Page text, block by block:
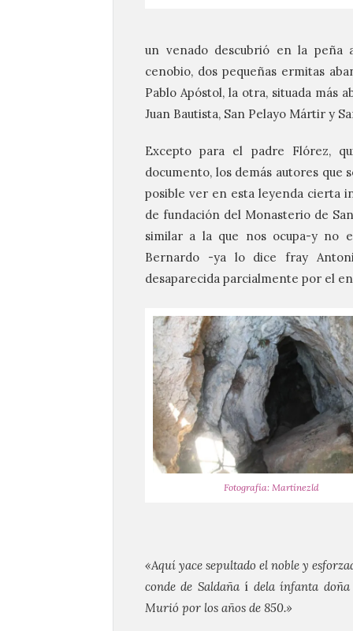
un venado descubrió en la peña
cenobio, dos pequeñas ermitas
Pablo Apóstol, la otra, situada más
Juan Bautista, San Pelayo Mártir y
Excepto para el padre Flórez,
documento, los demás autores que
posible ver en esta leyenda cierta
de fundación del Monasterio de
similar a la que nos ocupa-y no
Bernardo -ya lo dice fray
desaparecida parcialmente por el
Fotografía: Martínezld
«Aquí yace sepultado el noble y
condede Saldañaí dela ínfanta
Murió por los años de 850.»